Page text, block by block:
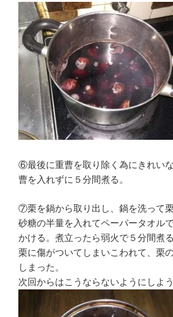
⑥最後に重曹を取り除く為にきれい
曹を入れずに５分間煮る。
⑦栗を鍋から取り出し、鍋を洗って
砂糖の半量を入れてペーパータオル
かける。煮立ったら弱火で５分間煮る
栗に傷がついてしまいこわれて、栗
しまった。
次回からはこうならないようにしよ